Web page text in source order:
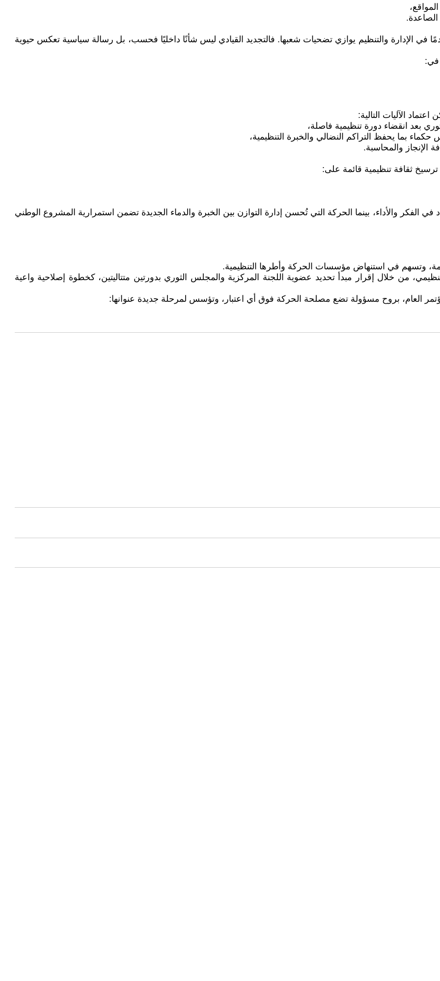
الصاعدة.
في الإدارة والتنظيم يوازي تضحيات شعبها. فالتجديد القيادي ليس شأنًا داخليًا فحسب، بل رسالة سياسية تعكس حيوية
في:
الآليات التالية:
بعد انقضاء دورة تنظيمية فاصلة،
بما يحفظ التراكم النضالي والخبرة التنظيمية،
الإنجاز والمحاسبة.
ثقافة تنظيمية قائمة على:
في الفكر والأداء، بينما الحركة التي تُحسن إدارة التوازن بين الخبرة والدماء الجديدة تضمن استمرارية المشروع الوطني
وتسهم في استنهاض مؤسسات الحركة وأطرها التنظيمية.
من خلال إقرار مبدأ تحديد عضوية اللجنة المركزية والمجلس الثوري بدورتين متتاليتين، كخطوة إصلاحية واعية
العام، بروح مسؤولة تضع مصلحة الحركة فوق أي اعتبار، وتؤسس لمرحلة جديدة عنوانها: